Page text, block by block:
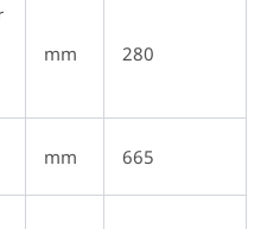
mm 280
mm 665